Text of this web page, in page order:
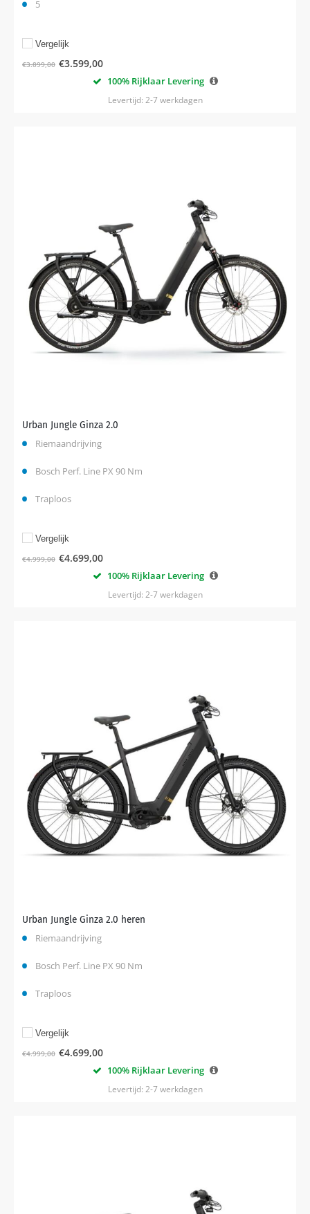
100% Rijklaar Levering
Levertijd: 2-7 werkdagen
5
€3.899,00 €3.599,00
Vergelijk
Urban Jungle Ginza 2.0
100% Rijklaar Levering
Levertijd: 2-7 werkdagen
Riemaandrijving
Bosch Perf. Line PX 90 Nm
Traploos
€4.999,00 €4.699,00
Vergelijk
Urban Jungle Ginza 2.0 heren
100% Rijklaar Levering
Levertijd: 2-7 werkdagen
Riemaandrijving
Bosch Perf. Line PX 90 Nm
Traploos
€4.999,00 €4.699,00
Vergelijk